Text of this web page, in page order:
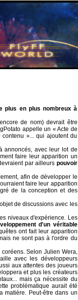
plus en plus nombreux à
de nom) devrait être
appelle un « Acte de
»... qui ajoutent du
annoncés, avec leur lot de
faire leur apparition un
par ailleurs pouvoir
afin de développer le
faire leur apparition
de la conception et des
de discussions avec les
niveaux d'expérience. Les
d'un véritable
ont fait leur apparition
ne sont pas à l'ordre du
Selon Julien Wera,
avec les développeurs
aux attentes des joueurs
et plus les créateurs
mais ça nécessite du
problématique aurait été
matière. Peut-être dans un